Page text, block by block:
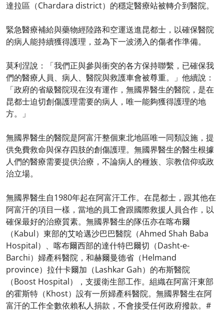
達拉區（Chardara district）的穩定醫療站被轉介到醫院。
緊急醫療補給與藥物經陸路和空運送進昆都士，以確保醫院
的病人能持續獲得護理，並為下一波湧入的傷者作準備。
莫利涅說：「我們正與參與衝突的各方保持聯繫，已確保我
們的醫療人員、病人、醫院與救護車會被尊重。」他續說：
「政府的省級醫院現在沒有運作，無國界醫生的醫院，是在
昆都士迫切創傷護理需要的病人，唯一能夠獲得護理的地
方。」
無國界醫生的醫院是阿富汗整個東北地區唯一同類設施，提
供免費救命與保存四肢的創傷護理。無國界醫生的醫生根據
人們的醫療需要提供治療，不論病人的種族、宗教信仰或政
治立場。
無國界醫生自1980年起在阿富汗工作。在昆都士，跟其他在
阿富汗的項目一樣，當地的員工會跟國際救援人員合作，以
確保最好的治療質素。無國界醫生的隊伍亦在喀布爾
（Kabul）東部的艾哈邁沙巴巴醫院（Ahmed Shah Baba
Hospital）、喀布爾西部的達什特巴爾切（Dasht-e-
Barchi）婦產科醫院，和赫爾曼德省（Helmand
province）拉什卡爾加（Lashkar Gah）的布斯醫院
（Boost Hospital），支援衛生部工作。組織在阿富汗東部
的霍斯特（Khost）設有一所婦產科醫院。無國界醫生在阿
富汗的工作全數依賴私人捐款，不會接受任何政府撥款。#